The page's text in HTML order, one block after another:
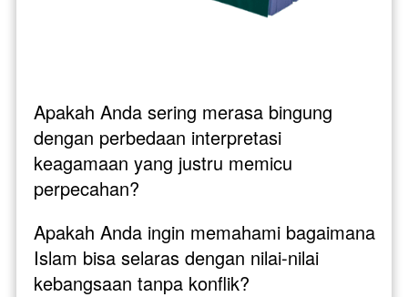
Apakah Anda sering merasa bingung
dengan perbedaan interpretasi
keagamaan yang justru memicu
perpecahan?
Apakah Anda ingin memahami bagaimana
Islam bisa selaras dengan nilai-nilai
kebangsaan tanpa konflik?